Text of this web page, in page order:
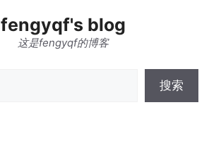
fengyqf's blog
这是fengyqf的博客
搜索